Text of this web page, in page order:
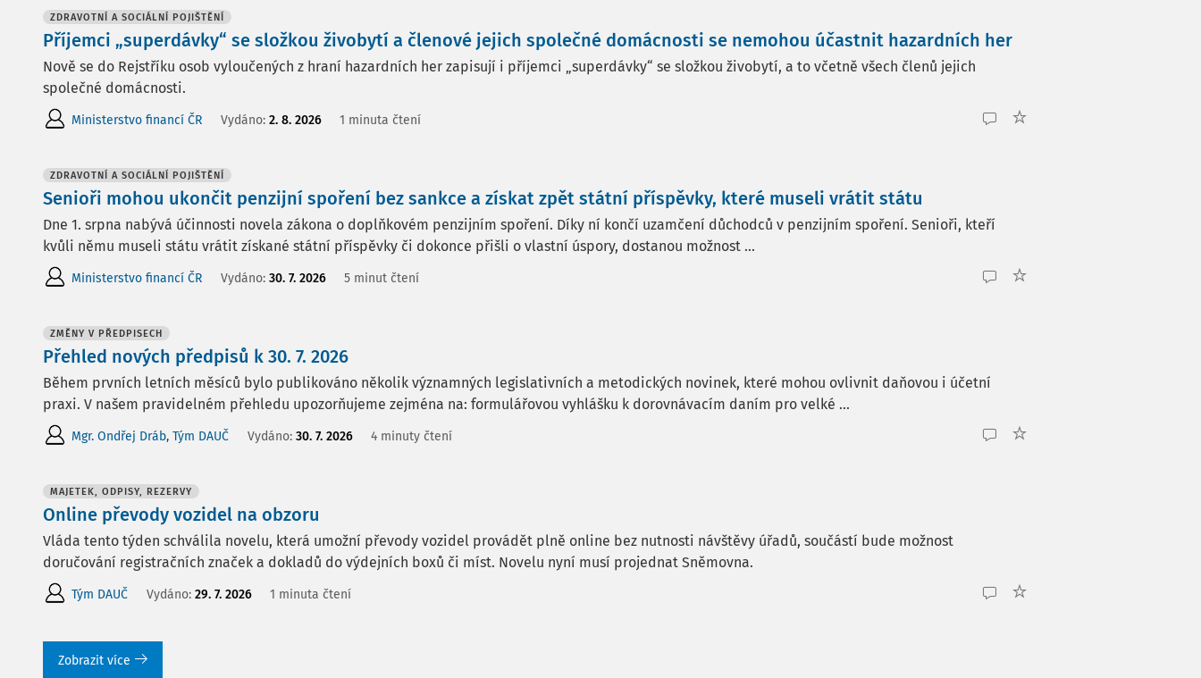
ZDRAVOTNÍ A SOCIÁLNÍ POJIŠTĚNÍ
Příjemci „superdávky“ se složkou živobytí a členové jejich společné domácnosti se nemohou účastnit hazardních her
Nově se do Rejstříku osob vyloučených z hraní hazardních her zapisují i příjemci „superdávky“ se složkou živobytí, a to včetně všech členů jejich
společné domácnosti.
Ministerstvo financí ČR Vydáno: 2. 8. 2026 1 minuta čtení
ZDRAVOTNÍ A SOCIÁLNÍ POJIŠTĚNÍ
Senioři mohou ukončit penzijní spoření bez sankce a získat zpět státní příspěvky, které museli vrátit státu
Dne 1. srpna nabývá účinnosti novela zákona o doplňkovém penzijním spoření. Díky ní končí uzamčení důchodců v penzijním spoření. Senioři, kteří
kvůli němu museli státu vrátit získané státní příspěvky či dokonce přišli o vlastní úspory, dostanou možnost ...
Ministerstvo financí ČR Vydáno: 30. 7. 2026 5 minut čtení
ZMĚNY V PŘEDPISECH
Přehled nových předpisů k 30. 7. 2026
Během prvních letních měsíců bylo publikováno několik významných legislativních a metodických novinek, které mohou ovlivnit daňovou i účetní
praxi. V našem pravidelném přehledu upozorňujeme zejména na: formulářovou vyhlášku k dorovnávacím daním pro velké ...
Mgr. Ondřej Dráb, Tým DAUČ Vydáno: 30. 7. 2026 4 minuty čtení
MAJETEK, ODPISY, REZERVY
Online převody vozidel na obzoru
Vláda tento týden schválila novelu, která umožní převody vozidel provádět plně online bez nutnosti návštěvy úřadů, součástí bude možnost
doručování registračních značek a dokladů do výdejních boxů či míst. Novelu nyní musí projednat Sněmovna.
Tým DAUČ Vydáno: 29. 7. 2026 1 minuta čtení
Zobrazit více